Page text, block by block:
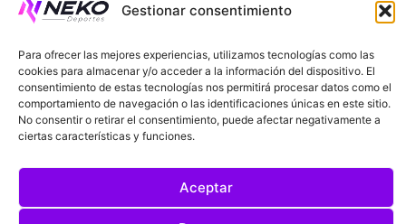
Gestionar consentimiento
Para ofrecer las mejores experiencias, utilizamos tecnologías como las
cookies para almacenar y/o acceder a la información del dispositivo. El
consentimiento de estas tecnologías nos permitirá procesar datos como el
comportamiento de navegación o las identificaciones únicas en este sitio.
No consentir o retirar el consentimiento, puede afectar negativamente a
ciertas características y funciones.
Aceptar
AVISOS LEGALES POLÍTICA DE PRIVACIDAD
POLÍTICA DE COOKIES
@2025. TODOS LOS DERECHOS RESERVADOS